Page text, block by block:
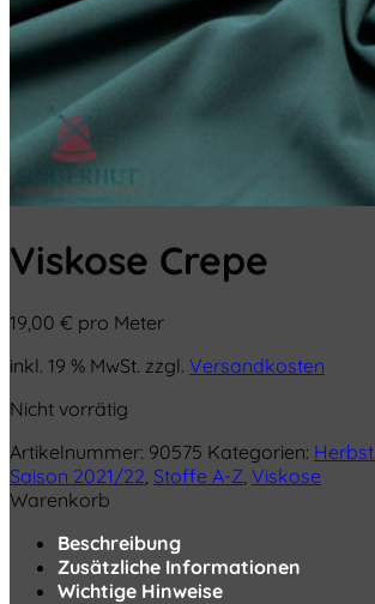
Viskose Crepe
19,00 € pro Meter
inkl. 19 % MwSt. zzgl. Versandkosten
Nicht vorrätig
Artikelnummer: 90575 Kategorien:
Saison 2021/22 Stoffe A-Z Viskose
Warenkorb
Beschreibung
Zusätzliche Informationen
Wichtige Hinweise